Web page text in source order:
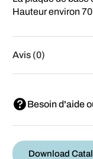
Hauteur environ
Avis (0)
Besoin d'aide
Download